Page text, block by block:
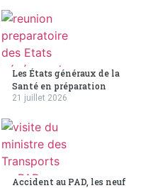
Les États généraux de la
Santé en préparation
21 juillet 2026
Accident au PAD, les neuf